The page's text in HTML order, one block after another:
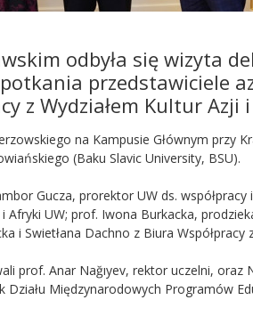
odbyła się wizyta
przedstawiciele
z Wydziałem Kultur Azji
na Kampusie Głównym przy
(Baku Slavic University, BSU).
Gucza, prorektor UW ds.
Afryki UW; prof. Iwona Burkacka,
i Swietłana Dachno z Biura Współpracy
prof. Anar Nağıyev, rektor uczelni, oraz
Międzynarodowych Programów